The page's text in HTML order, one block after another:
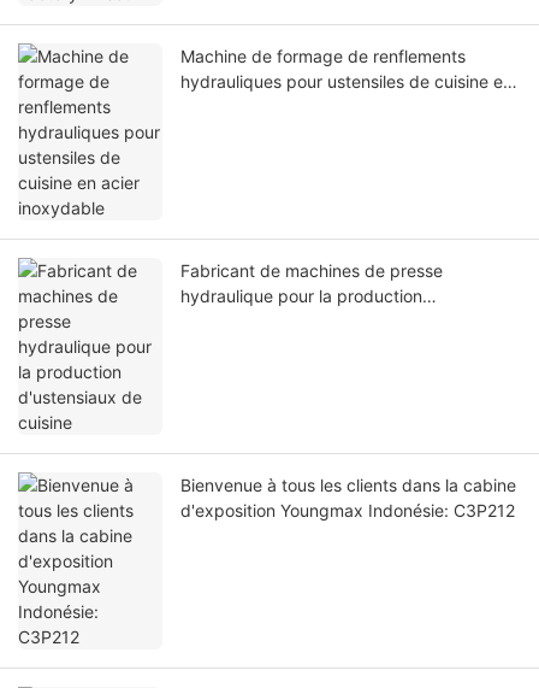
Machine de formage de renflements
hydrauliques pour ustensiles de cuisine en
Fabricant de machines de presse
hydraulique pour la production
Bienvenue à tous les clients dans la cabine
d'exposition Youngmax Indonésie: C3P212